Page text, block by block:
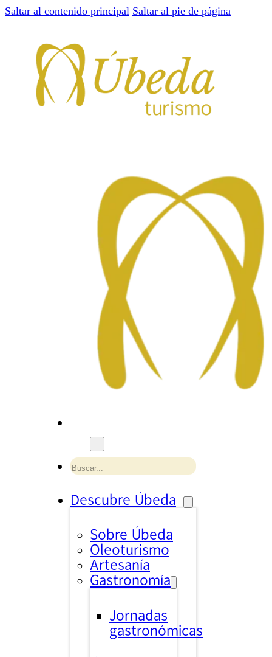
Saltar al contenido principal Saltar al pie de página
Buscar
Descubre Úbeda
Sobre Úbeda
Oleoturismo
Artesanía
Gastronomía
Jornadas
gastronómicas